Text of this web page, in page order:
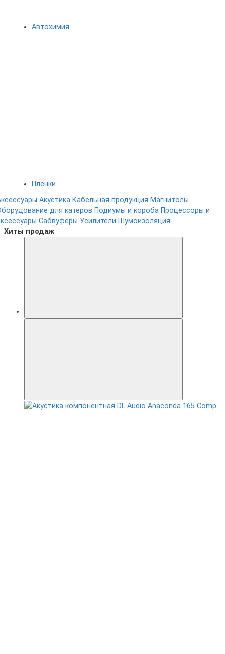
Автохимия
Пленки
Акустика Кабельная продукция Магнитолы
для катеров Подиумы и короба Процессоры и
Сабвуферы Усилители Шумоизоляция
Хиты продаж